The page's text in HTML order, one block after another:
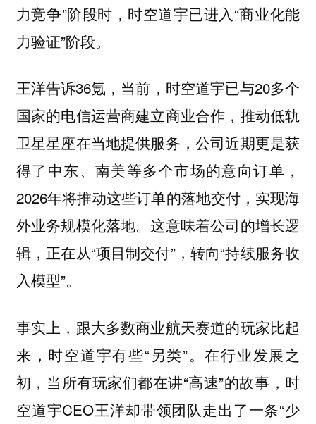
力竞争”阶段时，时空道宇已进入“商业化能
力验证”阶段。
王洋告诉36氪，当前，时空道宇已与20多个
国家的电信运营商建立商业合作，推动低轨
卫星星座在当地提供服务，公司近期更是获
得了中东、南美等多个市场的意向订单，
2026年将推动这些订单的落地交付，实现海
外业务规模化落地。这意味着公司的增长逻
辑，正在从“项目制交付”，转向“持续服务收
入模型”。
事实上，跟大多数商业航天赛道的玩家比起
来，时空道宇有些“另类”。在行业发展之
初，当所有玩家们都在讲“高速”的故事，时
空道宇CEO王洋却带领团队走出了一条“少